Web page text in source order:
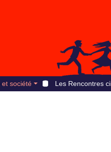
et société Les Rencontres